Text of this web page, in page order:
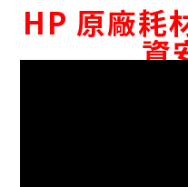
HP 原廠耗
資